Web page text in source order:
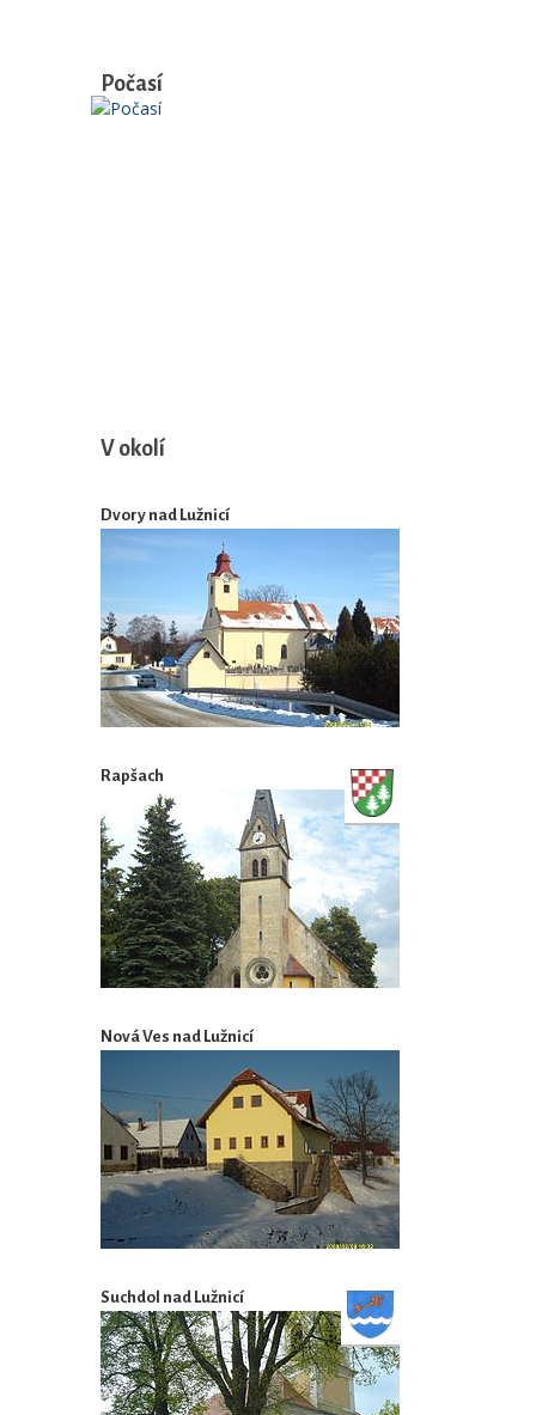
Počasí
V okolí
Dvory nad Lužnicí
Rapšach
Nová Ves nad Lužnicí
Suchdol nad Lužnicí